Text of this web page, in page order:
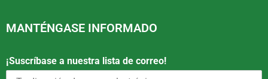
MANTÉNGASE INFORMADO
¡Suscríbase a nuestra lista de correo!